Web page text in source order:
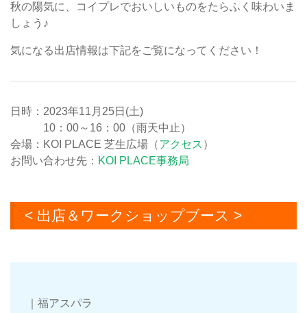
秋の陽気に、コイプレでおいしいものをたらふく味わいま
しょう♪
気になる出店情報は下記をご覧になってください！
日時：2023年11月25日(土)
10：00～16：00（雨天中止）
会場：KOI PLACE 芝生広場（アクセス ）
お問い合わせ先： KOI PLACE事務局
< 出店＆ワークショップブース >
｜福アスパラ